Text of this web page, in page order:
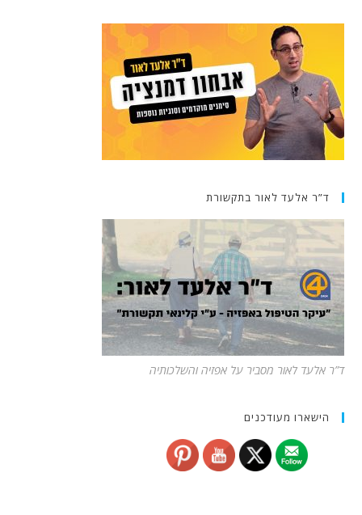
ד”ר אלעד לאור בתקשורת
ד”ר אלעד לאור מסביר על אפזיה והשלכותיה
הישארו מעודכנים